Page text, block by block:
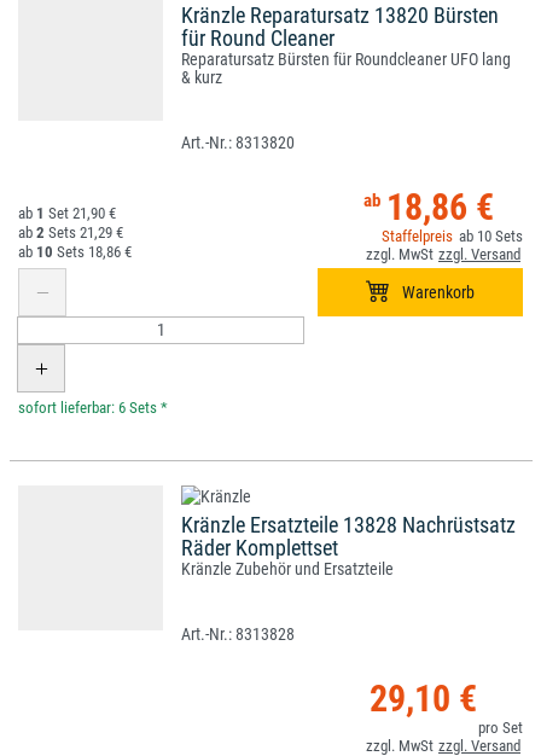
Kränzle Reparatursatz 13820 Bürsten
für Round Cleaner
Reparatursatz Bürsten für Roundcleaner UFO lang
& kurz
8313820
18,86 €
10
1
21,90 €
2
21,29 €
10
18,86 €
*
Kränzle Ersatzteile 13828 Nachrüstsatz
Räder Komplettset
Kränzle Zubehör und Ersatzteile
8313828
29,10 €